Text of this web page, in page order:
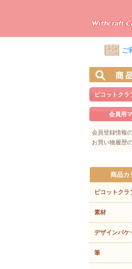
ご
ピコットクラ
会員用
会員登録情報
お買い物履歴
商品カ
ピコットクラ
素材
デザインパケ
筆